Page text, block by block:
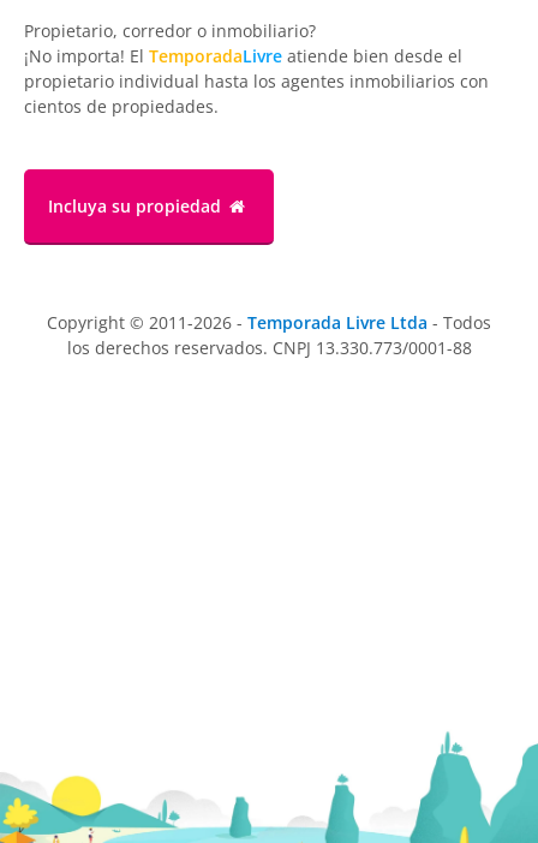
Propietario, corredor o inmobiliario?
¡No importa! El TemporadaLivre atiende bien desde el
propietario individual hasta los agentes inmobiliarios con
cientos de propiedades.
Incluya su propiedad
Copyright © 2011-2026 - Temporada Livre Ltda - Todos
los derechos reservados. CNPJ 13.330.773/0001-88